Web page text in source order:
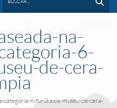
na-
6-
de-cera-
categoria-6-furukawa-museu-de-cera-